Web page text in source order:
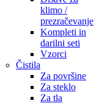
klimo /
prezračevanje
Kompleti in
darilni seti
Vzorci
Čistila
Za površine
Za steklo
Za tla